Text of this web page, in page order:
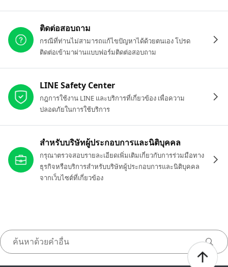
ติดต่อสอบถาม
กรณีที่ท่านไม่สามารถแก้ไขปัญหาได้ด้วยตนเอง โปรด
ติดต่อเข้ามาผ่านแบบฟอร์มติดต่อสอบถาม
LINE Safety Center
กฎการใช้งาน LINE และบริการที่เกี่ยวข้อง เพื่อความ
ปลอดภัยในการใช้บริการ
สำหรับบริษัทผู้ประกอบการและนิติบุคคล
กรุณาตรวจสอบรายละเอียดเพิ่มเติมเกี่ยวกับการร่วมมือทาง
ธุรกิจหรือบริการสำหรับบริษัทผู้ประกอบการและนิติบุคคล
จากเว็บไซต์ที่เกี่ยวข้อง